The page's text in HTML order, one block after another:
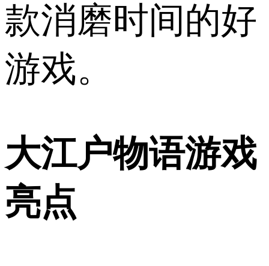
款消磨时间的好
游戏。
大江户物语游戏
亮点